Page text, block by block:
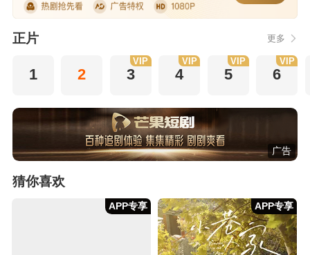
正片 更多
1 2 3
VIP
4
VIP
5
VIP
6
VIP
广告
猜你喜欢
APP专享 APP专享